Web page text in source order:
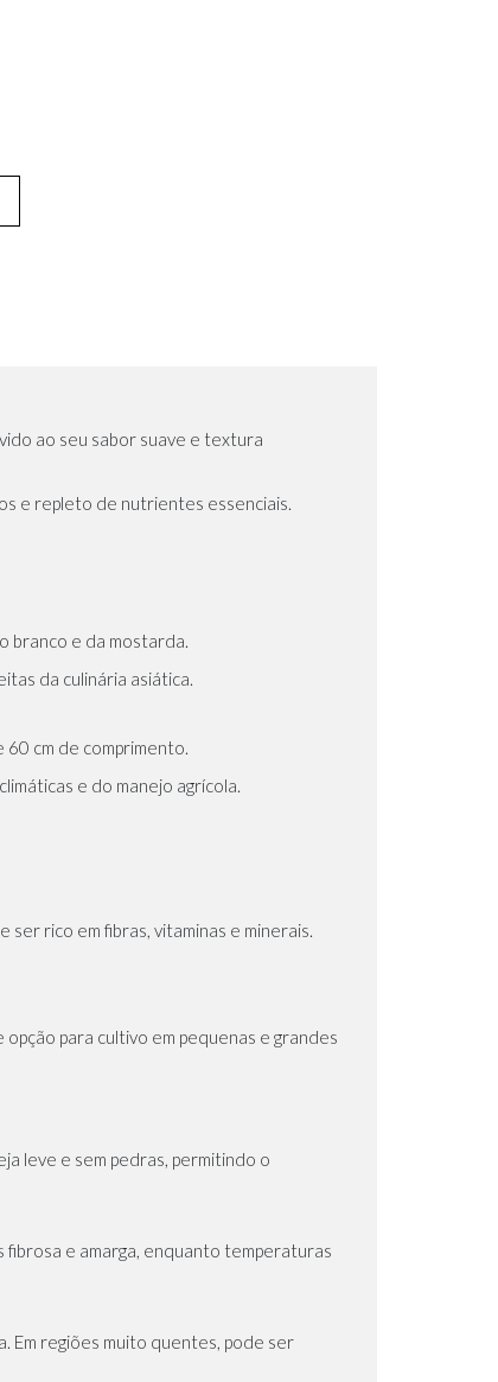
ao seu sabor suave e textura
e repleto de nutrientes essenciais.
branco e da mostarda.
da culinária asiática.
cm de comprimento.
e do manejo agrícola.
rico em fibras, vitaminas e minerais.
para cultivo em pequenas e grandes
leve e sem pedras, permitindo o
fibrosa e amarga, enquanto temperaturas
Em regiões muito quentes, pode ser